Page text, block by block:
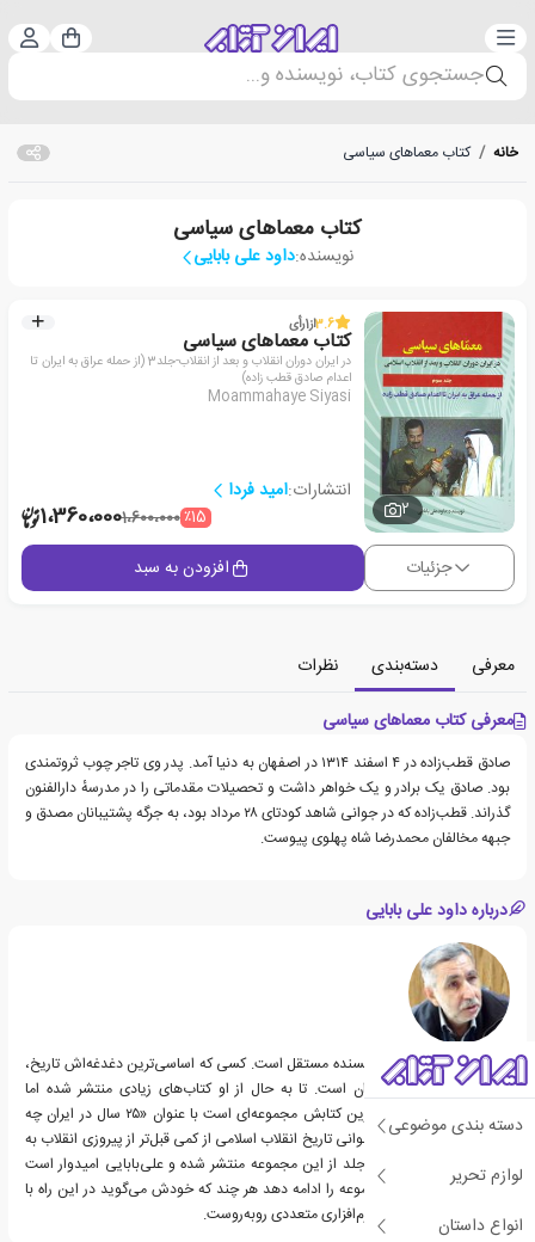
دسته‌بندی سبد
جستجوی کتاب، نویسنده و...
دسته بندی موضوعی
لوازم تحریر
انواع داستان
خانه / کتاب معماهای سیاسی
کتاب معماهای سیاسی
نویسنده:داود علی بابایی
2
3.6از1رأی
کتاب معماهای سیاسی
در ایران دوران انقلاب و بعد از انقلاب-جلد3 (از حمله عراق به ایران تا
اعدام صادق قطب زاده)
Moammahaye Siyasi
انتشارات:امید فردا
٪151،600،0001،360،000
جزئیات افزودن به سبد
معرفی دسته‌بندی
نظرات
معرفی کتاب معماهای سیاسی
صادق قطب‌زاده در ۴ اسفند ۱۳۱۴ در اصفهان به دنیا آمد. پدر وی تاجر چوب ثروتمندی
بود. صادق یک برادر و یک خواهر داشت و تحصیلات مقدماتی را در مدرسهٔ دارالفنون
گذراند. قطب‌زاده که در جوانی شاهد کودتای ۲۸ مرداد بود، به جرگه پشتیبانان مصدق و
جبهه مخالفان محمدرضا شاه پهلوی پیوست.
درباره داود علی بابایی
داوود علی بابایی یک نویسنده مستقل است. کسی که اساسی‌ترین دغدغه‌اش تاریخ،
خصوصا تاریخ معاصر ایران است. تا به حال از او کتاب‌های زیادی منتشر شده اما
مهم‌ترین و شاید اثرگذار‌ترین کتابش مجموعه‌ای است با عنوان «۲۵ سال در ایران چه
گذشت» که مربوط به بازخوانی تاریخ انقلاب اسلامی از کمی قبل‌تر از پیروزی انقلاب به
این سو است. تاکنون ۱۰ جلد از این مجموعه منتشر شده و علی‌بابایی امیدوار است
بتواند کار انتشار این مجموعه را ادامه دهد هر چند که خودش می‌گوید در این راه با
مشکلات سخت‌افزاری و نرم‌افزاری متعددی روبه‌روست.